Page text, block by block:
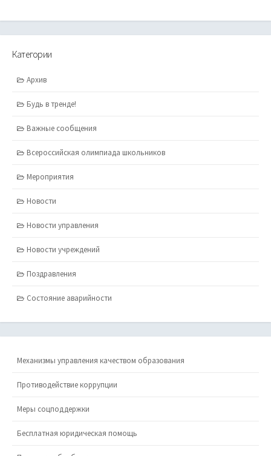
Категории
Архив
Будь в тренде!
Важные сообщения
Всероссийская олимпиада школьников
Мероприятия
Новости
Новости управления
Новости учреждений
Поздравления
Состояние аварийности
Механизмы управления качеством образования
Противодействие коррупции
Меры соцподдержки
Бесплатная юридическая помощь